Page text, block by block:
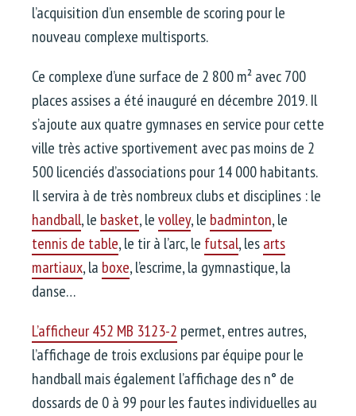
l’acquisition d’un ensemble de scoring pour le
nouveau complexe multisports.
Ce complexe d’une surface de 2 800 m² avec 700
places assises a été inauguré en décembre 2019. Il
s’ajoute aux quatre gymnases en service pour cette
ville très active sportivement avec pas moins de 2
500 licenciés d’associations pour 14 000 habitants.
Il servira à de très nombreux clubs et disciplines : le
handball, le basket, levolley, le badminton, le
tennis de table, le tir à l’arc, le futsal, lesarts
martiaux, la boxe, l’escrime, la gymnastique, la
danse…
L’afficheur 452 MB 3123-2 permet, entres autres,
l’affichage de trois exclusions par équipe pour le
handball mais également l’affichage des n° de
dossards de 0 à 99 pour les fautes individuelles au